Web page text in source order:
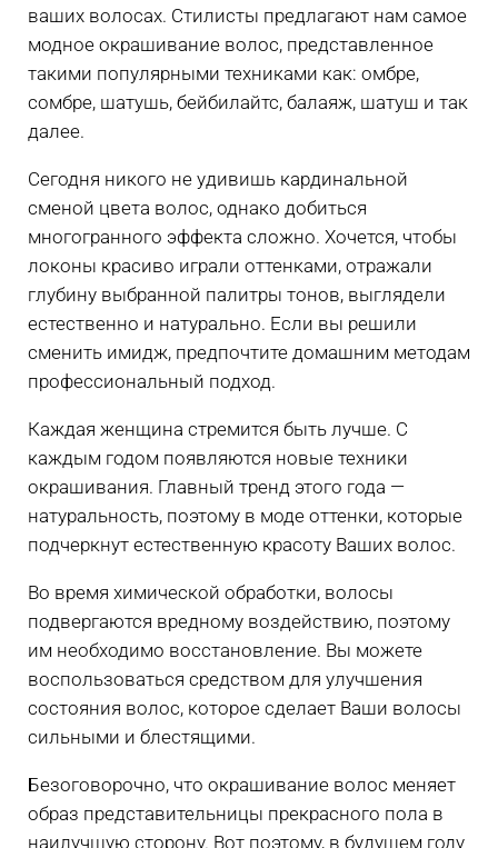
ваших волосах. Стилисты предлагают нам самое
модное окрашивание волос, представленное
такими популярными техниками как: омбре,
сомбре, шатушь, бейбилайтс, балаяж, шатуш и так
далее.
Сегодня никого не удивишь кардинальной
сменой цвета волос, однако добиться
многогранного эффекта сложно. Хочется, чтобы
локоны красиво играли оттенками, отражали
глубину выбранной палитры тонов, выглядели
естественно и натурально. Если вы решили
сменить имидж, предпочтите домашним методам
профессиональный подход.
Каждая женщина стремится быть лучше. С
каждым годом появляются новые техники
окрашивания. Главный тренд этого года —
натуральность, поэтому в моде оттенки, которые
подчеркнут естественную красоту Ваших волос.
Во время химической обработки, волосы
подвергаются вредному воздействию, поэтому
им необходимо восстановление. Вы можете
воспользоваться средством для улучшения
состояния волос, которое сделает Ваши волосы
сильными и блестящими.
Безоговорочно, что окрашивание волос меняет
образ представительницы прекрасного пола в
наилучшую сторону. Вот поэтому, в будущем году